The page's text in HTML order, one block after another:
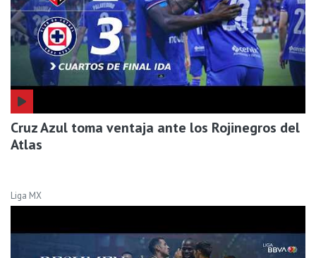
Cruz Azul toma ventaja ante los Rojinegros del
Atlas
Liga MX